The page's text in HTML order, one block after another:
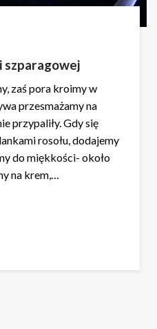
szparagowej
zaś pora kroimy w
przesmażamy na
przypaliły. Gdy się
rosołu, dodajemy
do miękkości- około
na krem,…